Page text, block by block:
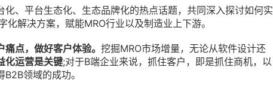
、平台生态化、生态品牌化的热点话题，共同深入探讨如何实
解决方案，赋能MRO行业以及制造业上下游。
点，做好客户体验。 挖掘MRO市场增量，无论从软件设计还
化运营是关键;对于B端企业来说，抓住客户，即是抓住商机，以
领域的成功。